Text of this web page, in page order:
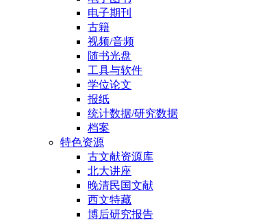
电子期刊
古籍
视频/音频
随书光盘
工具与软件
学位论文
报纸
统计数据/研究数据
档案
特色资源
古文献资源库
北大讲座
晚清民国文献
西文特藏
博后研究报告